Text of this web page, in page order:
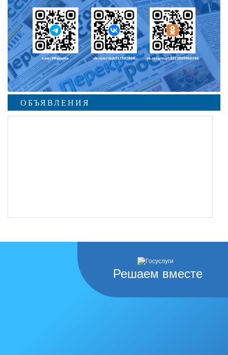
ОБЪЯВЛЕНИЯ
Решаем вместе